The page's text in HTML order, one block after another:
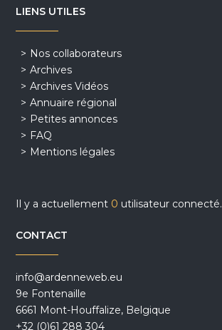
LIENS UTILES
Nos collaborateurs
Archives
Archives Vidéos
Annuaire régional
Petites annonces
FAQ
Mentions légales
Il y a actuellement 0 utilisateur connecté.
CONTACT
info@ardenneweb.eu
9e Fontenaille
6661 Mont-Houffalize, Belgique
+32 (0)61 288 304